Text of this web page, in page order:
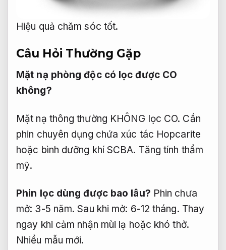
Hiệu quả chăm sóc tốt.
Câu Hỏi Thường Gặp
Mặt nạ phòng độc có lọc được CO
không?
Mặt nạ thông thường KHÔNG lọc CO. Cần
phin chuyên dụng chứa xúc tác Hopcarite
hoặc bình dưỡng khí SCBA. Tăng tính thẩm
mỹ.
Phin lọc dùng được bao lâu? Phin chưa
mở: 3-5 năm. Sau khi mở: 6-12 tháng. Thay
ngay khi cảm nhận mùi lạ hoặc khó thở.
Nhiều mẫu mới.